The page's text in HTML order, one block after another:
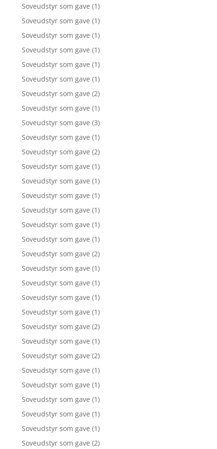
Soveudstyr som gave (1)
Soveudstyr som gave (1)
Soveudstyr som gave (1)
Soveudstyr som gave (1)
Soveudstyr som gave (1)
Soveudstyr som gave (1)
Soveudstyr som gave (2)
Soveudstyr som gave (1)
Soveudstyr som gave (3)
Soveudstyr som gave (1)
Soveudstyr som gave (2)
Soveudstyr som gave (1)
Soveudstyr som gave (1)
Soveudstyr som gave (1)
Soveudstyr som gave (1)
Soveudstyr som gave (1)
Soveudstyr som gave (1)
Soveudstyr som gave (2)
Soveudstyr som gave (1)
Soveudstyr som gave (1)
Soveudstyr som gave (1)
Soveudstyr som gave (1)
Soveudstyr som gave (2)
Soveudstyr som gave (1)
Soveudstyr som gave (2)
Soveudstyr som gave (1)
Soveudstyr som gave (1)
Soveudstyr som gave (1)
Soveudstyr som gave (1)
Soveudstyr som gave (1)
Soveudstyr som gave (2)